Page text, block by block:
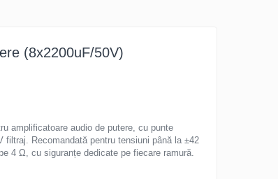
(8x2200uF/50V)
amplificatoare audio de putere, cu punte
filtraj. Recomandată pentru tensiuni până la ±42
4 Ω, cu siguranțe dedicate pe fiecare ramură.